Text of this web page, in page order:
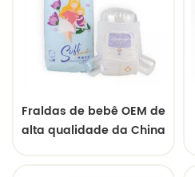
Fraldas de bebê OEM de
alta qualidade da China